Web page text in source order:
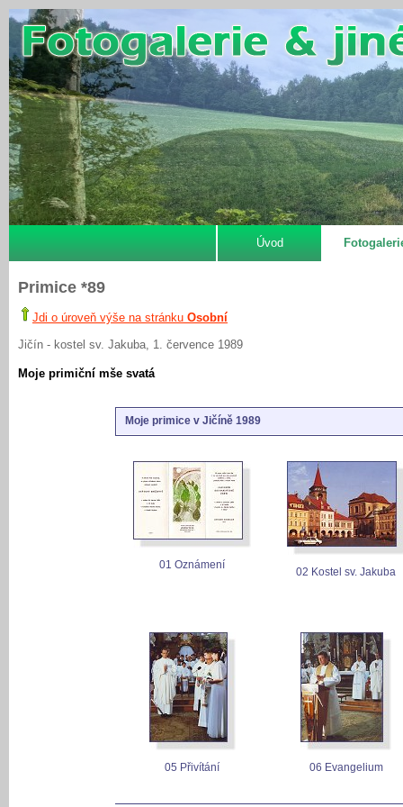
Úvod
Primice *89
Jdi o úroveň výše na stránku Osobní
Jičín - kostel sv. Jakuba, 1. července 1989
Moje primiční mše svatá